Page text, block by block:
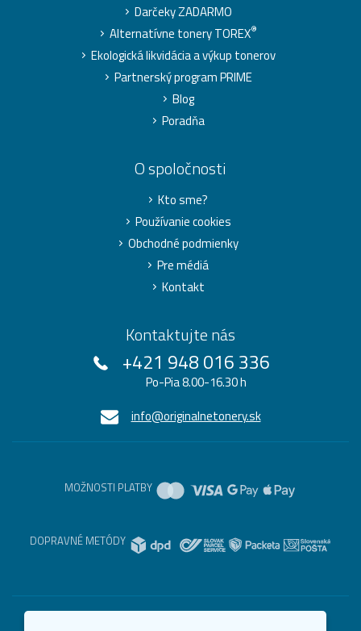
Darčeky ZADARMO
Alternatívne tonery TOREX®
Ekologická likvidácia a výkup tonerov
Partnerský program PRIME
Blog
Poradňa
O spoločnosti
Kto sme?
Používanie cookies
Obchodné podmienky
Pre médiá
Kontakt
Kontaktujte nás
+421 948 016 336
Po-Pia 8.00-16.30 h
info@originalnetonery.sk
MOŽNOSTI PLATBY
DOPRAVNÉ METÓDY